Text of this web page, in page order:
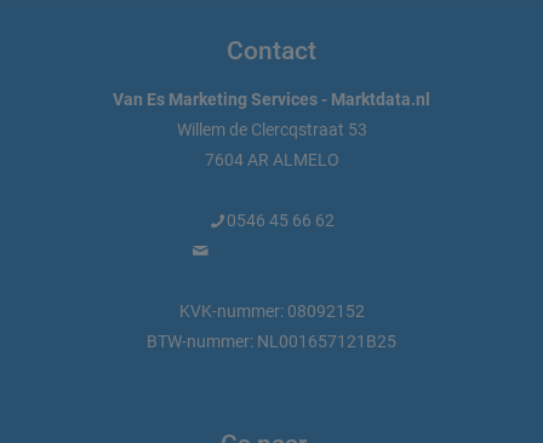
Contact
Van Es Marketing Services - Marktdata.nl
Willem de Clercqstraat 53
7604 AR ALMELO
0546 45 66 62
KVK-nummer: 08092152
BTW-nummer: NL001657121B25